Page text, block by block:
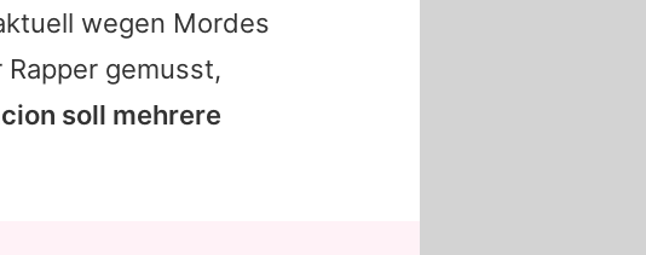
wegen Mordes
gemusst,
soll mehrere